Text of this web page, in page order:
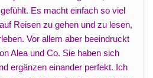
Es macht einfach so viel
Reisen zu gehen und zu lesen,
Vor allem aber beeindruckt
Alea und Co. Sie haben sich
ergänzen einander perfekt. Ich